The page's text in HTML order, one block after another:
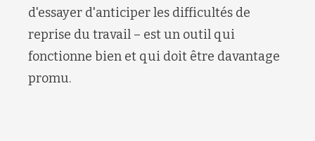
d'essayer d'anticiper les difficultés de
reprise du travail – est un outil qui
fonctionne bien et qui doit être davantage
promu.